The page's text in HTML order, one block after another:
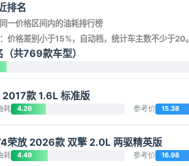
排名
一价格区间内的油耗排行榜
价格差别小于15%，自动档，统计车主数不少于20。
共769款车型）
2017款 1.6L 标准版
耗 4.26 参考价 15.38
荣放 2026款 双擎 2.0L 两驱精英版
耗 4.49 参考价 16.98